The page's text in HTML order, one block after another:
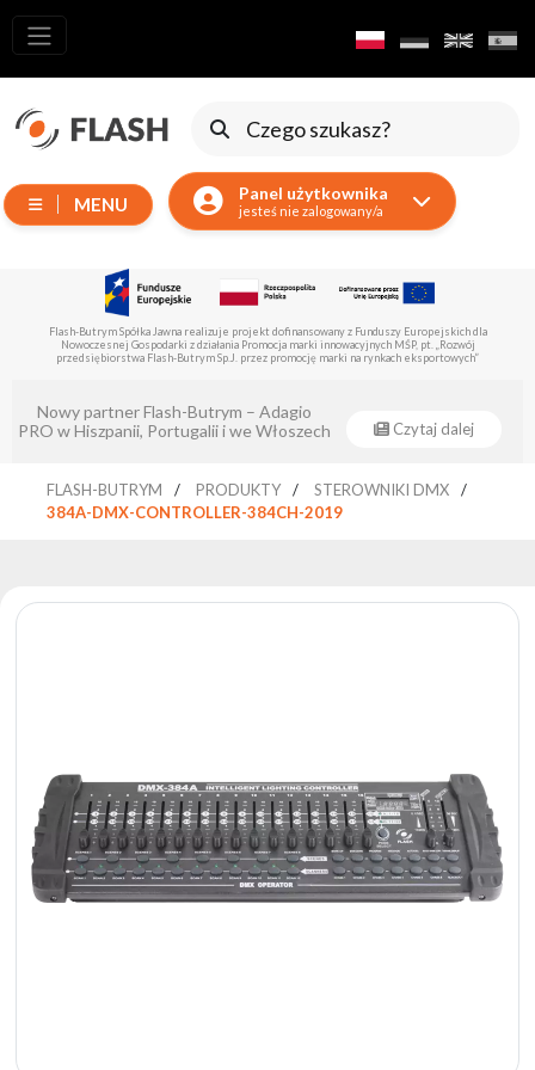
MENU Panel użytkownika
jesteś nie zalogowany/a
Wszystkie
produkty
Ruchome
Wytwornice
Oświetlenie
Lasery
Reflektory
Prowadzące
Archiwum
produktów
Zobacz
także
Flash-Butrym Spółka Jawna realizuje projekt dofinansowany z Funduszy Europejskich dla
Nowoczesnej Gospodarki z działania Promocja marki innowacyjnych MŚP, pt. „Rozwój
przedsiębiorstwa Flash-Butrym Sp.J. przez promocję marki na rynkach eksportowych”
Nowy partner Flash-Butrym – Adagio
PRO w Hiszpanii, Portugalii i we Włoszech
Czytaj dalej
FLASH-BUTRYM PRODUKTY
STEROWNIKI DMX
384A-DMX-CONTROLLER-384CH-2019